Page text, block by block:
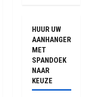
HUUR UW
AANHANGER
MET
SPANDOEK
NAAR
KEUZE